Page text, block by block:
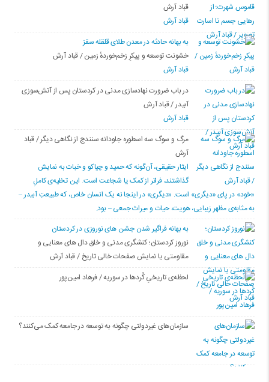
قباد آرش
قباد آرش
بە بهانه حادثە در معدن طلای قلقله سقز
خشونت توسعه و پیکرِ زخم‌خوردهٔ زمین / قباد آرش
قباد آرش
در باب ضرورت نهادسازی مدنی در کردستان پس از آتش‌سوزی
آبیدر / قباد آرش
قباد آرش
مرگ و سوگ سه اسطوره جاودانه سنندج از نگاهی دیگر / قباد
آرش
ایثار حقیقی، آن‌گونه که حمید و چیاکو و خبات به نمایش
گذاشتند، فراتر از کمک یا شجاعت است. این تخلیه‌ی کاملِ
«خود» در پای «دیگری» است. «دیگری» در اینجا نه یک انسان خاص، که طبیعتِ آبیدر –
به مثابه‌ی مظهر زیبایی، هویت، حیات و میراث جمعی – بود.
به بهانه فراگیر شدن جشن های نوروزی در کردستان
نوروز کردستان؛ کنشگری مدنی و خلق دال های معنایی و
مقاومتی یا نمایش صفحات خالی تاریخ / قباد آرش
لحظه‌ی تاریخیِ کُردها در سوریه / فرهاد امین‌پور
سازمان‌های غیردولتی چگونه به توسعه در جامعه کمک می‌کنند؟